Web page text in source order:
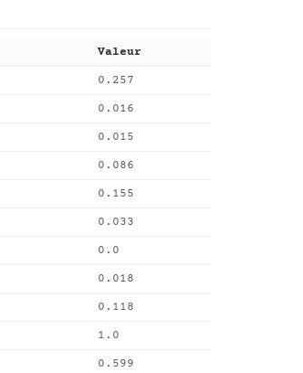
Valeur
0.257
0.016
0.015
0.086
0.155
0.033
0.0
0.018
0.118
1.0
0.599